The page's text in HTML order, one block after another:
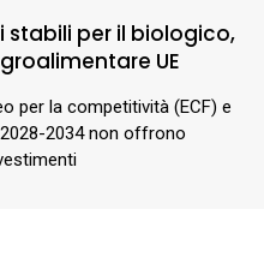
stabili per il biologico,
UE
per la competitività (ECF) e
2034 non offrono